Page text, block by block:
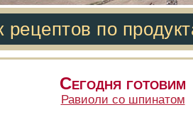
рецептов по
Сегодня готовим
Равиоли со шпинатом